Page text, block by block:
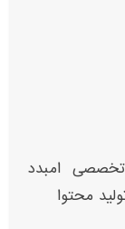
تخصصی امبدد
محتوا